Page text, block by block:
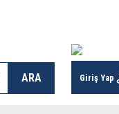
ARA Giriş Yap